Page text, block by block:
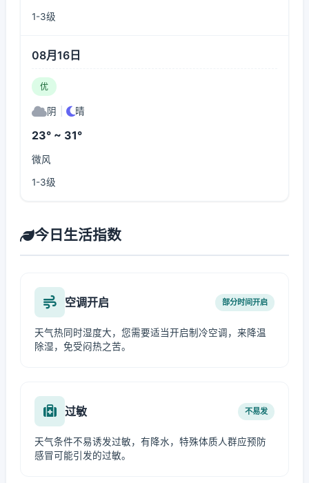
1-3级
08月16日
优
阴 晴
23° ~ 31°
微风
1-3级
今日生活指数
空调开启 部分时间开启
天气热同时湿度大，您需要适当开启制冷空调，来降温
除湿，免受闷热之苦。
过敏 不易发
天气条件不易诱发过敏，有降水，特殊体质人群应预防
感冒可能引发的过敏。